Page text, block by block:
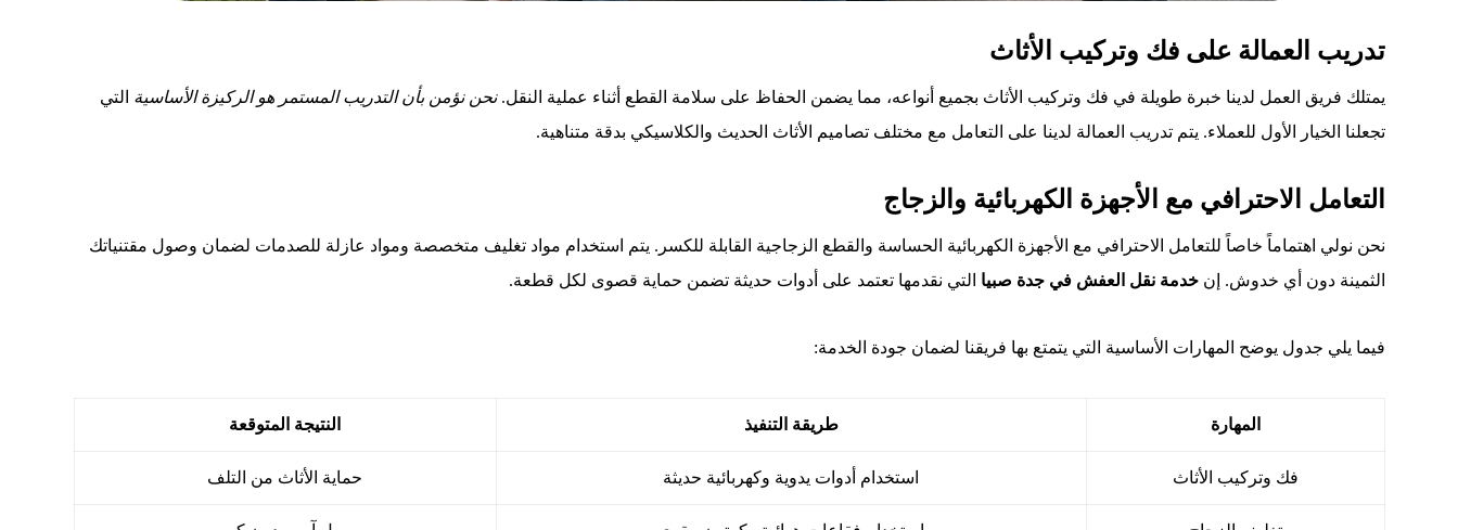
تدريب العمالة على فك وتركيب الأثاث
يمتلك فريق العمل لدينا خبرة طويلة في فك وتركيب الأثاث بجميع أنواعه، مما يضمن الحفاظ على سلامة القطع أثناء عملية النقل.نحن نؤمن بأن التدريب المستمر هو الركيزة الأساسية التي
تجعلنا الخيار الأول للعملاء. يتم تدريب العمالة لدينا على التعامل مع مختلف تصاميم الأثاث الحديث والكلاسيكي بدقة متناهية.
التعامل الاحترافي مع الأجهزة الكهربائية والزجاج
نحن نولي اهتماماً خاصاً للتعامل الاحترافي مع الأجهزة الكهربائية الحساسة والقطع الزجاجية القابلة للكسر. يتم استخدام مواد تغليف متخصصة ومواد عازلة للصدمات لضمان وصول مقتنياتك
الثمينة دون أي خدوش. إنخدمة نقل العفش في جدة صبيا التي نقدمها تعتمد على أدوات حديثة تضمن حماية قصوى لكل قطعة.
فيما يلي جدول يوضح المهارات الأساسية التي يتمتع بها فريقنا لضمان جودة الخدمة:
المهارة طريقة التنفيذ النتيجة المتوقعة
فك وتركيب الأثاث استخدام أدوات يدوية وكهربائية حديثة حماية الأثاث من التلف